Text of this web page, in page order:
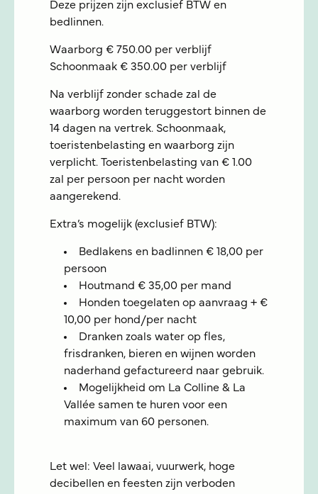
Deze prijzen zijn exclusief BTW en
bedlinnen.
Waarborg € 750.00 per verblijf
Schoonmaak € 350.00 per verblijf
Na verblijf zonder schade zal de
waarborg worden teruggestort binnen de
14 dagen na vertrek. Schoonmaak,
toeristenbelasting en waarborg zijn
verplicht. Toeristenbelasting van € 1.00
zal per persoon per nacht worden
aangerekend.
Extra’s mogelijk (exclusief BTW):
Bedlakens en badlinnen € 18,00 per
persoon
Houtmand € 35,00 per mand
Honden toegelaten op aanvraag + €
10,00 per hond/per nacht
Dranken zoals water op fles,
frisdranken, bieren en wijnen worden
naderhand gefactureerd naar gebruik.
Mogelijkheid om La Colline & La
Vallée samen te huren voor een
maximum van 60 personen.
Let wel: Veel lawaai, vuurwerk, hoge
decibellen en feesten zijn verboden